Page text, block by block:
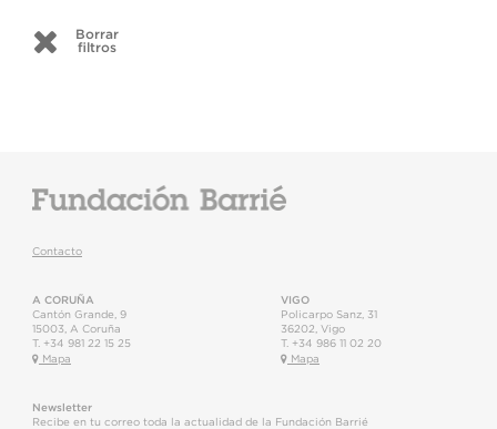
Borrar
filtros
Contacto
A CORUÑA
Cantón Grande, 9
15003
A Coruña
T. +34 981 22 15 25
Mapa
VIGO
Policarpo Sanz, 31
36202 Vigo
T. +34 986 11 02 20
Mapa
Newsletter
Recibe en tu correo toda la actualidad de la Fundación Barrié